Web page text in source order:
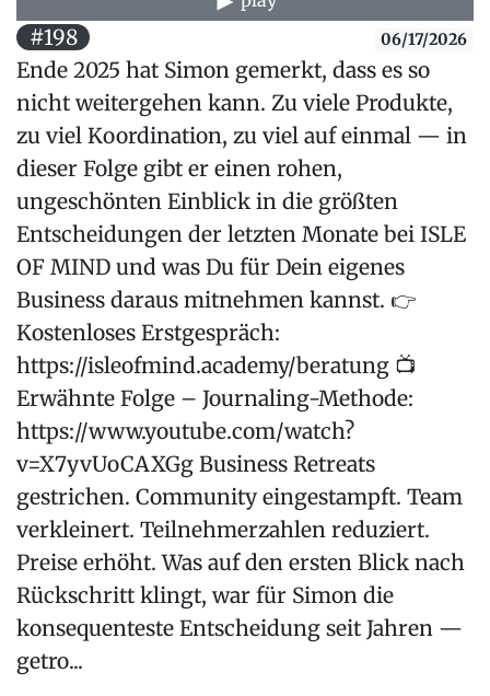
#198 06/17/2026
Ende 2025 hat Simon gemerkt, dass es so
nicht weitergehen kann. Zu viele Produkte,
zu viel Koordination, zu viel auf einmal — in
dieser Folge gibt er einen rohen,
ungeschönten Einblick in die größten
Entscheidungen der letzten Monate bei ISLE
OF MIND und was Du für Dein eigenes
Business daraus mitnehmen kannst. 👉
Kostenloses Erstgespräch:
https://isleofmind.academy/beratung 📺
Erwähnte Folge – Journaling-Methode:
https://www.youtube.com/watch?
v=X7yvUoCAXGg Business Retreats
gestrichen. Community eingestampft. Team
verkleinert. Teilnehmerzahlen reduziert.
Preise erhöht. Was auf den ersten Blick nach
Rückschritt klingt, war für Simon die
konsequenteste Entscheidung seit Jahren —
getro...